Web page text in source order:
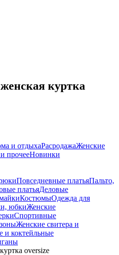
куртка
и отдыхаРасродажаЖенские
прочееНовинки
Повседневные платьяПальто,
платьяДеловые
КостюмыОдежда для
юбкиЖенские
Спортивные
Женские свитера и
и коктейльные
oversize